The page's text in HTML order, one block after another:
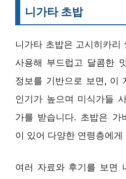
니가타 초밥
니가타 초밥은 고시히카리
사용해 부드럽고 달콤한
정보를 기반으로 보면, 이
인기가 높으며 미식가들
가를 받습니다. 초밥은 가
이 있어 다양한 연령층에
여러 자료와 후기를 보면